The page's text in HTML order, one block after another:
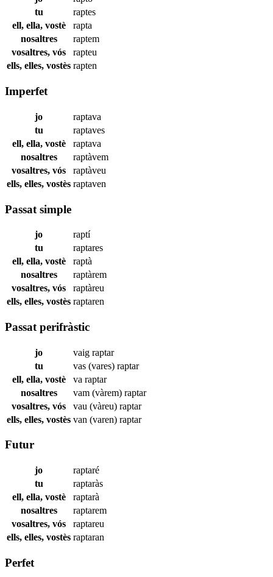
tu
raptes
ell, ella, vostè
rapta
nosaltres
raptem
vosaltres, vós
rapteu
ells, elles, vostès rapten
Imperfet
jo
raptava
tu
raptaves
ell, ella, vostè
raptava
nosaltres
raptàvem
vosaltres, vós
raptàveu
ells, elles, vostès raptaven
Passat simple
jo
raptí
tu
raptares
ell, ella, vostè
raptà
nosaltres
raptàrem
vosaltres, vós
raptàreu
ells, elles, vostès raptaren
Passat perifràstic
jo vaig raptar
tu
vas (vares) raptar
ell, ella, vostè
va raptar
nosaltres
vam (vàrem) raptar
vosaltres, vós
vau (vàreu) raptar
ells, elles, vostès van (varen) raptar
Futur
jo
raptaré
tu
raptaràs
ell, ella, vostè
raptarà
nosaltres
raptarem
vosaltres, vós
raptareu
ells, elles, vostès raptaran
Perfet